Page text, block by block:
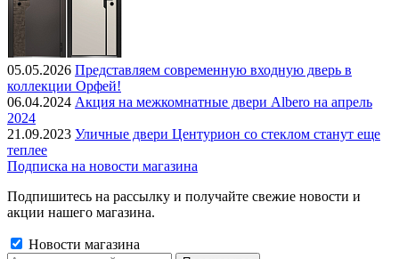
05.05.2026 Представляем современную входную дверь в
коллекции Орфей!
06.04.2024 Акция на межкомнатные двери Albero на апрель
2024
21.09.2023 Уличные двери Центурион со стеклом станут еще
теплее
Подписка на новости магазина
Подпишитесь на рассылку и получайте свежие новости и
акции нашего магазина.
Новости магазина